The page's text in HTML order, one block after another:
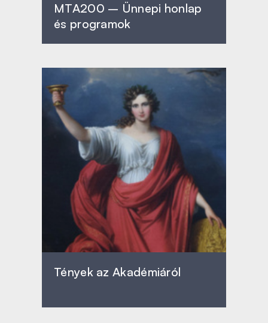
MTA200 – Ünnepi honlap
és programok
Tények az Akadémiáról